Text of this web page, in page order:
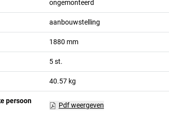
ongemonteerd
aanbouwstelling
1880 mm
5st.
40.57 kg
persoon
Pdf weergeven